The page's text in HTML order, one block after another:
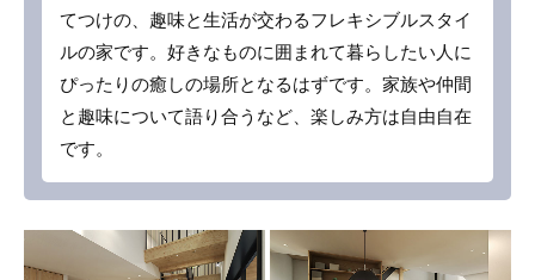
てつけの、趣味と生活が交わるフレキシブルスタイ
ルの家です。好きなものに囲まれて暮らしたい人に
ぴったりの癒しの場所となるはずです。家族や仲間
と趣味について語り合うなど、楽しみ方は自由自在
です。